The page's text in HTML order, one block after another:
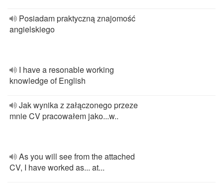
Posiadam praktyczną znajomość
angielskiego
I have a resonable working
knowledge of English
Jak wynika z załączonego przeze
mnie CV pracowałem jako...w..
As you will see from the attached
CV, I have worked as... at...